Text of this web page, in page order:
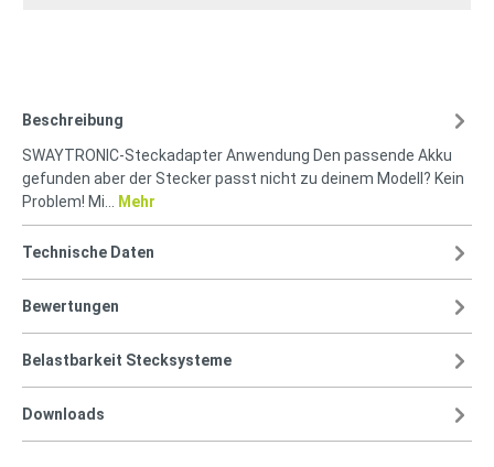
Beschreibung
SWAYTRONIC-Steckadapter Anwendung Den passende Akku
gefunden aber der Stecker passt nicht zu deinem Modell? Kein
Problem! Mi…
Mehr
Technische Daten
Bewertungen
Belastbarkeit Stecksysteme
Downloads